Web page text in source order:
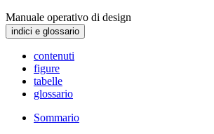
Manuale operativo di design
indici e glossario
contenuti
figure
tabelle
glossario
Sommario